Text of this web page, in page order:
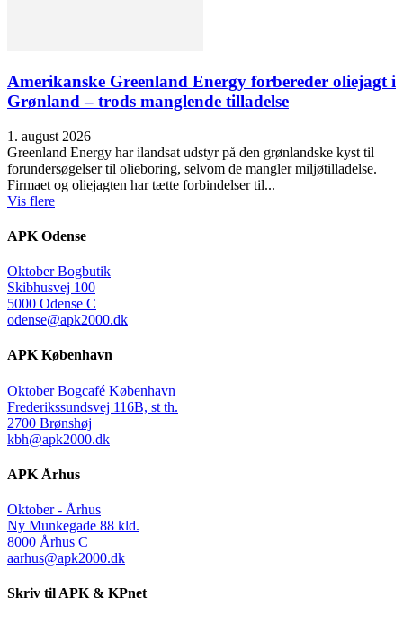
Amerikanske Greenland Energy forbereder oliejagt i
Grønland – trods manglende tilladelse
1. august 2026
Greenland Energy har ilandsat udstyr på den grønlandske kyst til
forundersøgelser til olieboring, selvom de mangler miljøtilladelse.
Firmaet og oliejagten har tætte forbindelser til...
Vis flere
APK Odense
Oktober Bogbutik
Skibhusvej 100
5000 Odense C
odense@apk2000.dk
APK København
Oktober Bogcafé København
Frederikssundsvej 116B, st th.
2700 Brønshøj
kbh@apk2000.dk
APK Århus
Oktober - Århus
Ny Munkegade 88 kld.
8000 Århus C
aarhus@apk2000.dk
Skriv til APK & KPnet